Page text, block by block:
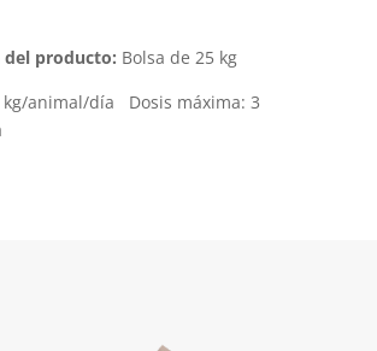
del producto: Bolsa de 25 kg
kg/animal/día Dosis máxima: 3